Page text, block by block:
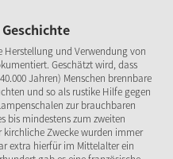
Herstellung und Verwendung von
Geschätzt wird, dass
Jahren) Menschen brennbare
und so als rustike Hilfe gegen
zur brauchbaren
bis mindestens zum zweiten
Zwecke wurden immer
extra hierfür im Mittelalter ein